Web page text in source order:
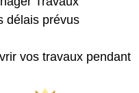
délais prévus
vos travaux pendant